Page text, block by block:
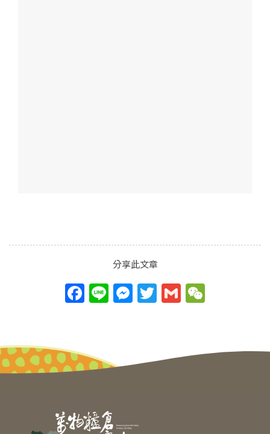
分享此文章
F
a
e
b
o
k
Li
n
M
e
n
T
w
er
G
m
l h